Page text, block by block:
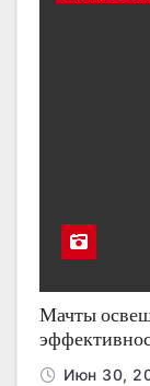
Мачты
Июн 30,